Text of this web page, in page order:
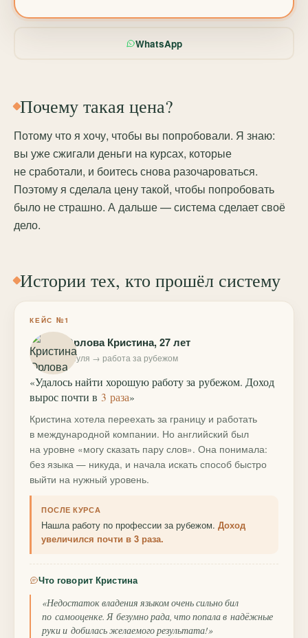
WhatsApp
Почему такая цена?
Потому что я хочу, чтобы вы попробовали. Я знаю:
вы уже сжигали деньги на курсах, которые
не сработали, и боитесь снова разочароваться.
Поэтому я сделала цену такой, чтобы попробовать
было не страшно. А дальше — система сделает своё
дело.
Истории тех, кто прошёл систему
КЕЙС №1
Орлова Кристина, 27 лет
с нуля → работа за рубежом
«Удалось найти хорошую работу за рубежом. Доход
вырос почти в 3 раза»
Кристина хотела переехать за границу и работать
в международной компании. Но английский был
на уровне «могу сказать пару слов». Она понимала:
без языка — никуда, и начала искать способ быстро
выйти на нужный уровень.
ПОСЛЕ КУРСА
Нашла работу по профессии за рубежом. Доход
увеличился почти в 3 раза.
Что говорит Кристина
«Недостаток владения языком очень сильно бил
по самооценке. Я безумно рада, что попала в надёжные
руки и добилась желаемого результата!»